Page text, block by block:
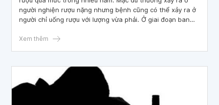
người nghiện rượu nặng nhưng bệnh cũng có thể xảy ra ở
người chỉ uống rượu với lượng vừa phải. Ở giai đoạn ban
phát hiện và can thiệp kịp thời có thể gây ra các biến
Xem thêm